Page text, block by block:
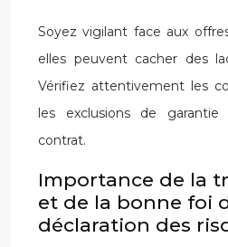
Soyez vigilant face aux
elles peuvent cacher des
Vérifiez attentivement les
les exclusions de
contrat.
Importance de la
et de la bonne foi
déclaration des